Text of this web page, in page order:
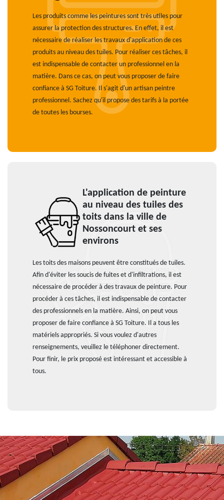
Les produits comme les peintures sont très utiles pour
assurer la protection des structures. En effet, il est
nécessaire de réaliser les travaux d'application de ces
produits au niveau des tuiles. Pour réaliser ces tâches, il
est indispensable de contacter un professionnel en la
matière. Dans ce cas, on peut vous proposer de faire
confiance à SG Toiture. Il s'agit d'un artisan peintre
professionnel. Sachez qu'il propose des tarifs à la portée
de toutes les bourses.
L'application de peinture
au niveau des tuiles des
toits dans la ville de
Nossoncourt et ses
environs
Les toits des maisons peuvent être constitués de tuiles.
Afin d'éviter les soucis de fuites et d'infiltrations, il est
nécessaire de procéder à des travaux de peinture. Pour
procéder à ces tâches, il est indispensable de contacter
des professionnels en la matière. Ainsi, on peut vous
proposer de faire confiance à SG Toiture. Il a tous les
matériels appropriés. Si vous voulez d'autres
renseignements, veuillez le téléphoner directement.
Pour finir, le prix proposé est intéressant et accessible à
tous.